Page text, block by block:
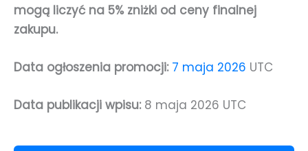
mogą liczyć na 5% zniżki od ceny finalnej
zakupu.
Data ogłoszenia promocji: 7 maja 2026 UTC
Data publikacji wpisu:8 maja 2026 UTC